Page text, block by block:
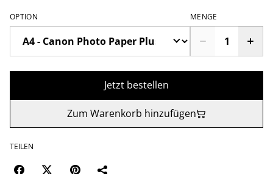
OPTION MENGE
Jetzt bestellen
Zum Warenkorb hinzufügen
TEILEN